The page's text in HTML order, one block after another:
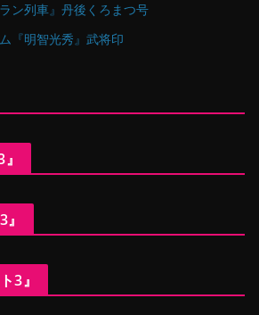
ン列車』丹後くろまつ号
『明智光秀』武将印
3』